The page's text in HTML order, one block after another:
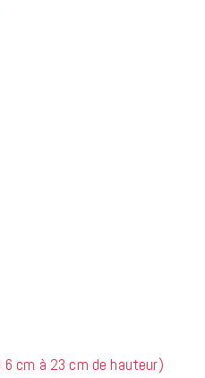
cm à 23 cm de hauteur)